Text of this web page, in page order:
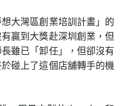
大灣區創業培訓計畫」的
贏到大獎赴深圳創業，但
雖已「卸任」，但卻沒有
碰上了這個店舖轉手的機